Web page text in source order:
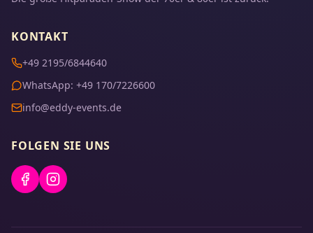
KONTAKT
+49 2195/6844640
WhatsApp: +49 170/7226600
info@eddy-events.de
FOLGEN SIE UNS